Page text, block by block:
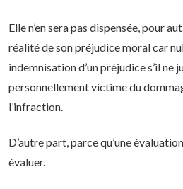
Elle n’en sera pas dispensée, pour
réalité de son préjudice moral car
indemnisation d’un préjudice s’il ne
personnellement victime du
l’infraction.
D’autre part, parce qu’une
évaluer.